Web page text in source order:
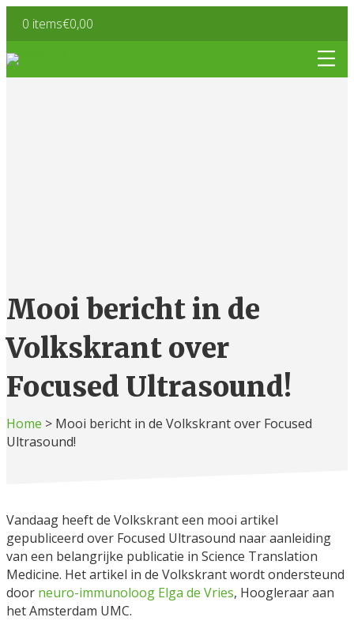
0 items€0,00
Mooi bericht in de
Volkskrant over
Focused Ultrasound!
Home > Mooi bericht in de Volkskrant over Focused
Ultrasound!
Vandaag heeft de Volkskrant een mooi artikel
gepubliceerd over Focused Ultrasound naar aanleiding
van een belangrijke publicatie in Science Translation
Medicine. Het artikel in de Volkskrant wordt ondersteund
door neuro-immunoloog Elga de Vries, Hoogleraar aan
het Amsterdam UMC.